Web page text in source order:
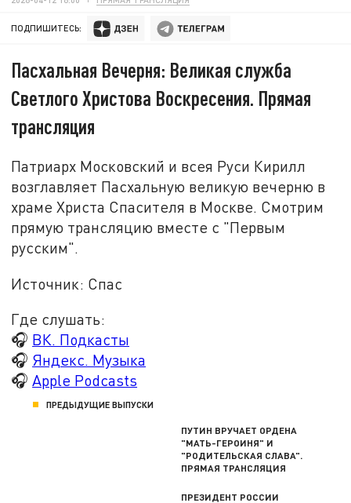
ПОДПИШИТЕСЬ:
Пасхальная Вечерня: Великая служба
Светлого Христова Воскресения. Прямая
трансляция
Патриарх Московский и всея Руси Кирилл
возглавляет Пасхальную великую вечерню в
храме Христа Спасителя в Москве. Смотрим
прямую трансляцию вместе с "Первым
русским".
Источник: Спас
Где слушать:
🎧 ВК. Подкасты
🎧 Яндекс. Музыка
🎧Apple Podcasts
ПРЕДЫДУЩИЕ ВЫПУСКИ
ПУТИН ВРУЧАЕТ ОРДЕНА
"МАТЬ-ГЕРОИНЯ" И
"РОДИТЕЛЬСКАЯ СЛАВА".
ПРЯМАЯ ТРАНСЛЯЦИЯ
ПРЕЗИДЕНТ РОССИИ